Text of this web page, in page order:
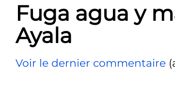
Fuga agua y
Ayala
Voir le dernier commentaire